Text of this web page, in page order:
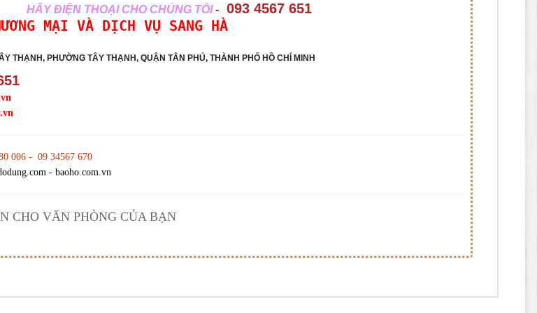
HÃY ĐIỆN THOẠI CHO CHÚNG TÔI - 093 4567 651
MẠI VÀ DỊCH VỤ SANG HÀ
THẠNH, PHƯỜNG TÂY THẠNH, QUẬN TÂN PHÚ, THÀNH PHỐ HỒ CHÍ MINH
006 - 09 34567 670
- baoho.com.vn
CHO VĂN PHÒNG CỦA BẠN